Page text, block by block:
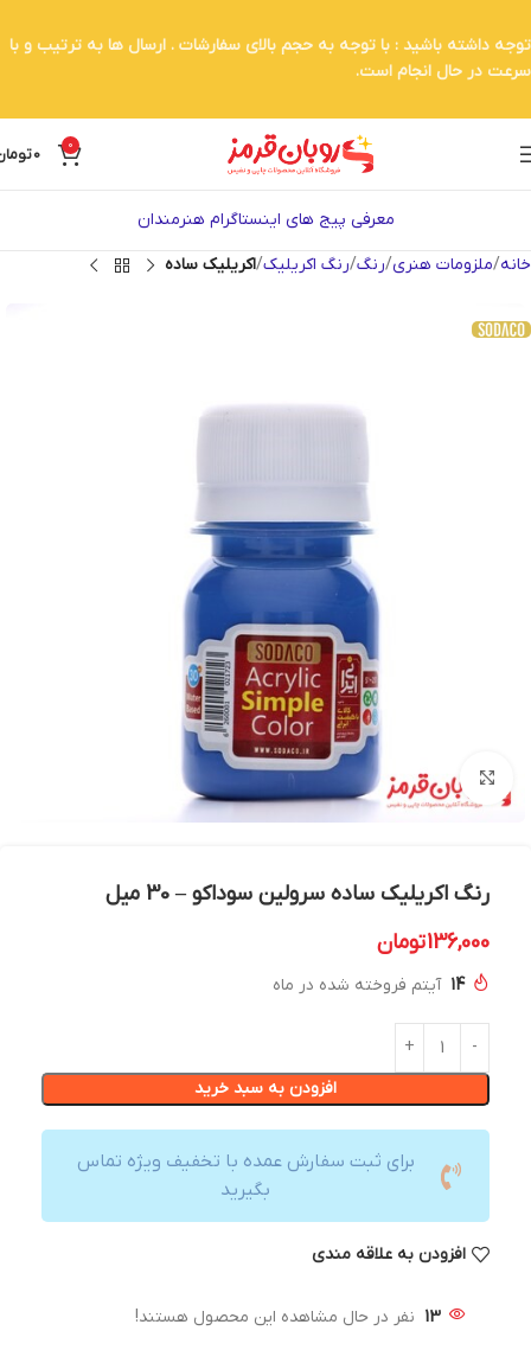
0
0
معرفی پیج های اینستاگرام هنرمندان
خانه ملزومات هنری رنگ رنگ اکریلیک اکریلیک ساده
بزرگنمایی تصویر
رنگ اکریلیک ساده سرولین سوداکو – 30 میل
136,000تومان
14 آیتم فروخته شده در ماه
افزودن به سبد خرید
برای ثبت سفارش عمده با تخفیف ویژه تماس
بگیرید
افزودن به علاقه مندی
13 نفر در حال مشاهده این محصول هستند!
توجه داشته باشید : با توجه به حجم بالای سفارشات . ارسال ها به ترتیب و با
سرعت در حال انجام است.